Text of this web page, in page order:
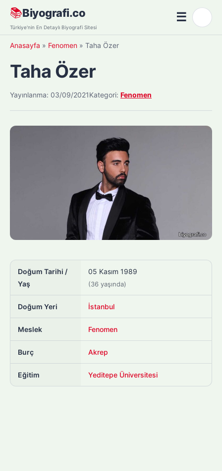
Skip
content
📚Biyografi.co
Türkiye'nin En Detaylı Biyografi Sitesi
☰Menü
Anasayfa » Fenomen » Taha Özer
Taha Özer
Yayınlanma: 03/09/2021Kategori: Fenomen
Doğum Tarihi /
Yaş
05 Kasım 1989
(36 yaşında)
Doğum Yeri İstanbul
Meslek Fenomen
Burç Akrep
Eğitim Yeditepe Üniversitesi